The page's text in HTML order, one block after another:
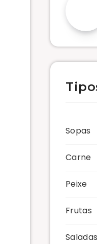
Sopas
Carne
Peixe
Frutas
Saladas